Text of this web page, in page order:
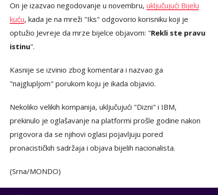
On je izazvao negodovanje u novembru, uključujući Bijelu
kuću, kada je na mreži "Iks" odgovorio korisniku koji je
optužio Jevreje da mrze bijelce objavom: "Rekli ste pravu
istinu".
Kasnije se izvinio zbog komentara i nazvao ga
"najglupljom" porukom koju je ikada objavio.
Nekoliko velikih kompanija, uključujući "Dizni" i IBM,
prekinulo je oglašavanje na platformi prošle godine nakon
prigovora da se njihovi oglasi pojavljuju pored
pronacističkih sadržaja i objava bijelih nacionalista.
(Srna/MONDO)